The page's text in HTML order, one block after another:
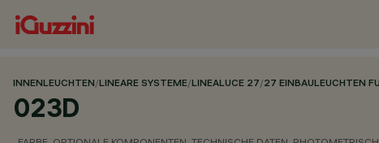
INNENLEUCHTEN/LINEARE SYSTEME/LINEALUCE 27/27 EINBAULEUCHTEN
023D